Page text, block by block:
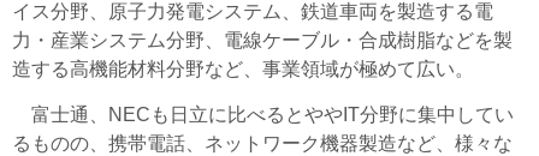
イス分野、原子力発電システム、鉄道車両を製造する電
力・産業システム分野、電線ケーブル・合成樹脂などを製
造する高機能材料分野など、事業領域が極めて広い。
富士通、NECも日立に比べるとややIT分野に集中してい
るものの、携帯電話、ネットワーク機器製造など、様々な